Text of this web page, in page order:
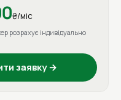
₴/міс
розрахує індивідуально
заявку →